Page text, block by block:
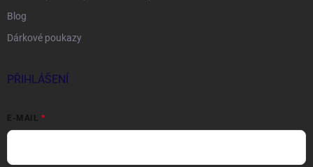
Blog
Dárkové poukazy
PŘIHLÁŠENÍ
E-MAIL